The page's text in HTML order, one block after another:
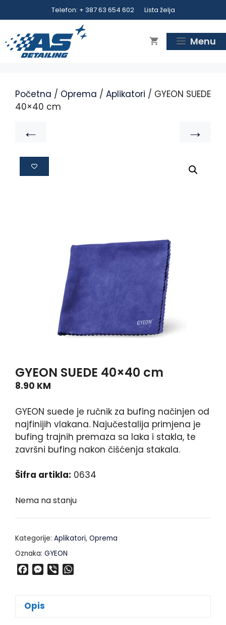
Telefon: + 387 63 654 602 Lista želja
Menu
Početna / Oprema / Aplikatori / GYEON SUEDE
40×40 cm
← →
GYEON SUEDE 40×40 cm
8.90 KM
GYEON suede je ručnik za bufing načinjen od
najfinijih vlakana. Najučestalija primjena je
bufing trajnih premaza sa laka i stakla, te
završni bufing nakon čišćenja stakala.
Šifra artikla: 0634
Nema na stanju
Kategorije: Aplikatori, Oprema
Oznaka: GYEON
e
b
M
s
Opis